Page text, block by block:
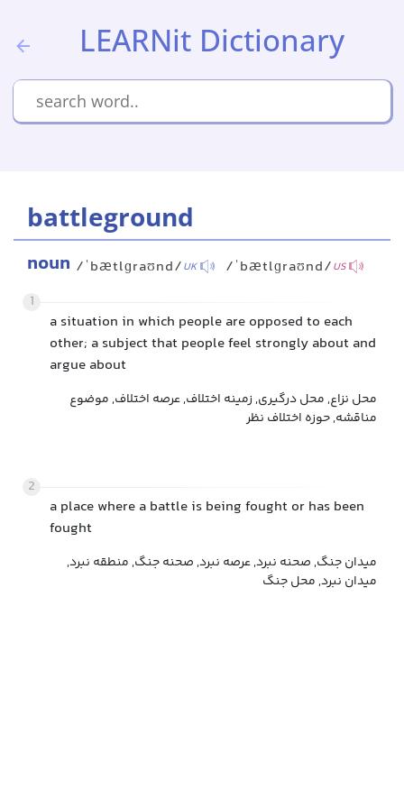
LEARNit Dictionary
battleground
noun /ˈbætlɡraʊnd/UK /ˈbætlɡraʊnd/US
1
a situation in which people are opposed to each
other; a subject that people feel strongly about and
argue about
محل نزاع, محل درگیری, زمینه اختلاف, عرصه اختلاف, موضوع
مناقشه, حوزه اختلاف نظر
2
a place where a battle is being fought or has been
fought
میدان جنگ, صحنه نبرد, عرصه نبرد, صحنه جنگ, منطقه نبرد,
میدان نبرد, محل جنگ